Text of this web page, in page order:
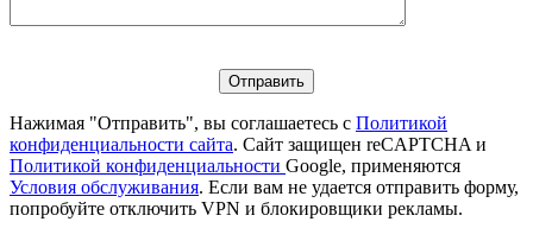
Нажимая "Отправить", вы соглашаетесь с Политикой
конфиденциальности сайта. Сайт защищен reCAPTCHA и
Политикой конфиденциальности Google, применяются
Условия обслуживания. Если вам не удается отправить форму,
попробуйте отключить VPN и блокировщики рекламы.